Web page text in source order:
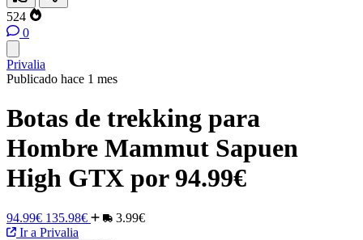
524
0
Privalia
Publicado hace 1 mes
Botas de trekking para
Hombre Mammut Sapuen
High GTX por 94.99€
94.99€ 135.98€
3.99€
Ir a Privalia